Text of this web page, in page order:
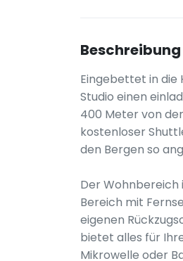
Beschreibung
Eingebettet in die
Studio einen
400 Meter von
kostenloser
den Bergen so
Der
Bereich mit
eigenen
bietet alles für
Mikrowelle oder